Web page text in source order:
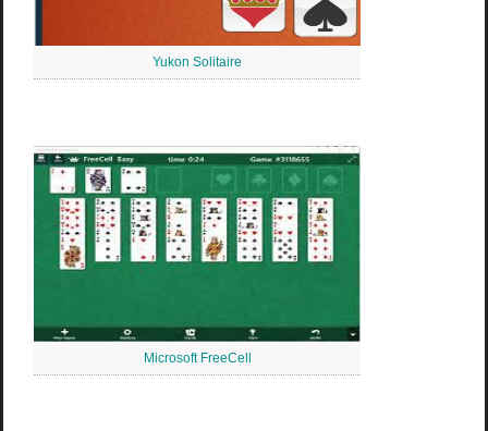
Yukon Solitaire
Microsoft FreeCell